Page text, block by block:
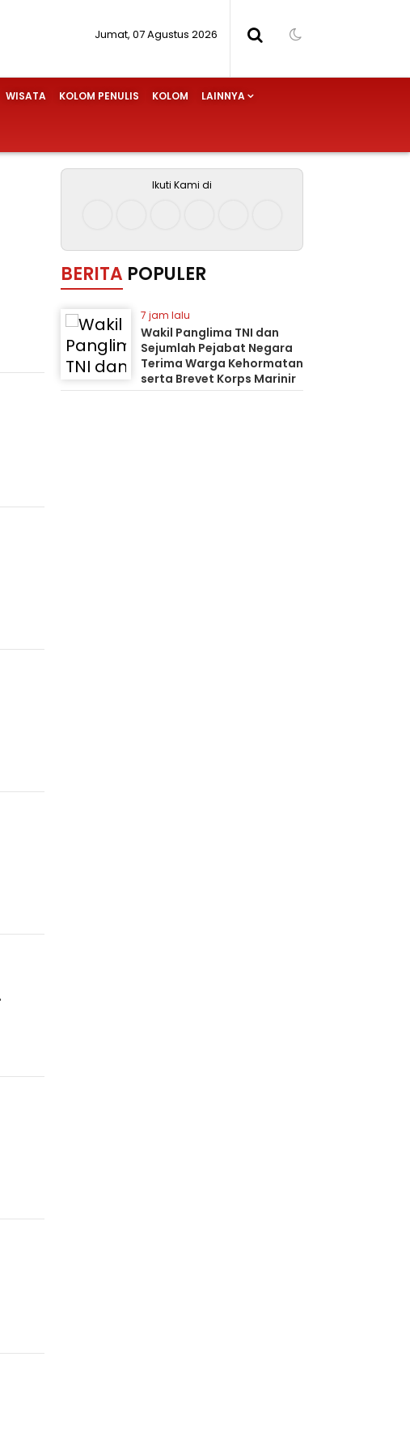
Jumat, 07 Agustus 2026
WISATA KOLOM PENULIS KOLOM LAINNYA
Ikuti Kami di
BERITA POPULER
7 jam lalu
Wakil Panglima TNI dan
Sejumlah Pejabat Negara
Terima Warga Kehormatan
serta Brevet Korps Marinir